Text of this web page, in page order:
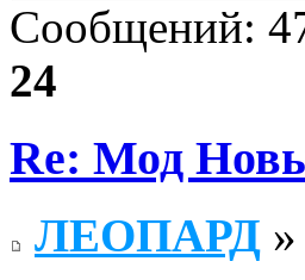
Сообщений:
24
Re: Мод
ЛЕОПАРД